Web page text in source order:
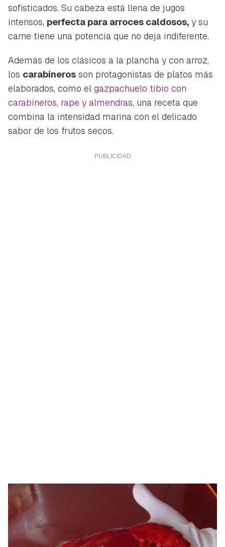
sofisticados. Su cabeza está llena de jugos
intensos, perfecta para arroces caldosos, y su
carne tiene una potencia que no deja indiferente.
Además de los clásicos a la plancha y con arroz,
los carabineros son protagonistas de platos más
elaborados, como el gazpachuelo tibio con
carabineros, rape y almendras, una receta que
combina la intensidad marina con el delicado
sabor de los frutos secos.